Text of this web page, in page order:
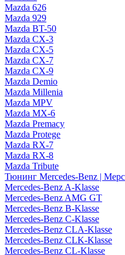
Mazda 626
Mazda 929
Mazda BT-50
Mazda CX-3
Mazda CX-5
Mazda CX-7
Mazda CX-9
Mazda Demio
Mazda Millenia
Mazda MPV
Mazda MX-6
Mazda Premacy
Mazda Protege
Mazda RX-7
Mazda RX-8
Mazda Tribute
Тюнинг Mercedes-Benz |
Mercedes-Benz A-Klasse
Mercedes-Benz AMG GT
Mercedes-Benz B-Klasse
Mercedes-Benz C-Klasse
Mercedes-Benz CLA-Klasse
Mercedes-Benz CLK-Klasse
Mercedes-Benz CL-Klasse